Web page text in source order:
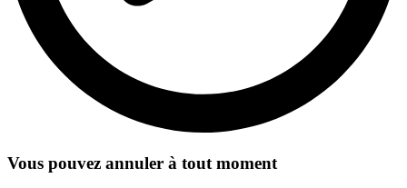
Vous pouvez annuler à tout moment